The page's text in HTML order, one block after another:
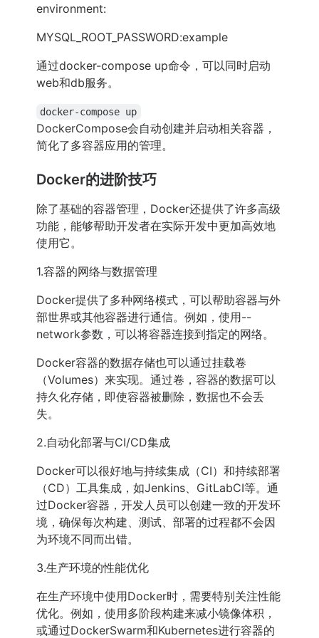
environment:
MYSQL_ROOT_PASSWORD:example
通过docker-compose up命令，可以同时启动
web和db服务。
docker-compose up
DockerCompose会自动创建并启动相关容器，
简化了多容器应用的管理。
Docker的进阶技巧
除了基础的容器管理，Docker还提供了许多高级
功能，能够帮助开发者在实际开发中更加高效地
使用它。
1.容器的网络与数据管理
Docker提供了多种网络模式，可以帮助容器与外
部世界或其他容器进行通信。例如，使用--
network参数，可以将容器连接到指定的网络。
Docker容器的数据存储也可以通过挂载卷
（Volumes）来实现。通过卷，容器的数据可以
持久化存储，即使容器被删除，数据也不会丢
失。
2.自动化部署与CI/CD集成
Docker可以很好地与持续集成（CI）和持续部署
（CD）工具集成，如Jenkins、GitLabCI等。通
过Docker容器，开发人员可以创建一致的开发环
境，确保每次构建、测试、部署的过程都不会因
为环境不同而出错。
3.生产环境的性能优化
在生产环境中使用Docker时，需要特别关注性能
优化。例如，使用多阶段构建来减小镜像体积，
或通过DockerSwarm和Kubernetes进行容器的